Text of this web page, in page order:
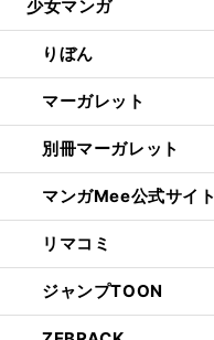
少女マンガ
りぼん
マーガレット
別冊マーガレット
マンガMee公式サイト
リマコミ
ジャンプTOON